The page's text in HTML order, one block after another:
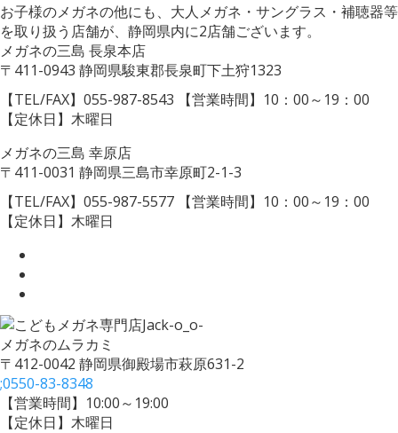
お子様のメガネの他にも、大人メガネ・サングラス・補聴器等
を取り扱う店舗が、静岡県内に2店舗ございます。
メガネの三島 長泉本店
〒411-0943 静岡県駿東郡長泉町下土狩1323
【TEL/FAX】055-987-8543
【営業時間】10：00～19：00
【定休日】木曜日
メガネの三島 幸原店
〒411-0031 静岡県三島市幸原町2-1-3
【TEL/FAX】055-987-5577
【営業時間】10：00～19：00
【定休日】木曜日
メガネのムラカミ
〒412-0042 静岡県御殿場市萩原631-2
;0550-83-8348
【営業時間】10:00～19:00
【定休日】木曜日